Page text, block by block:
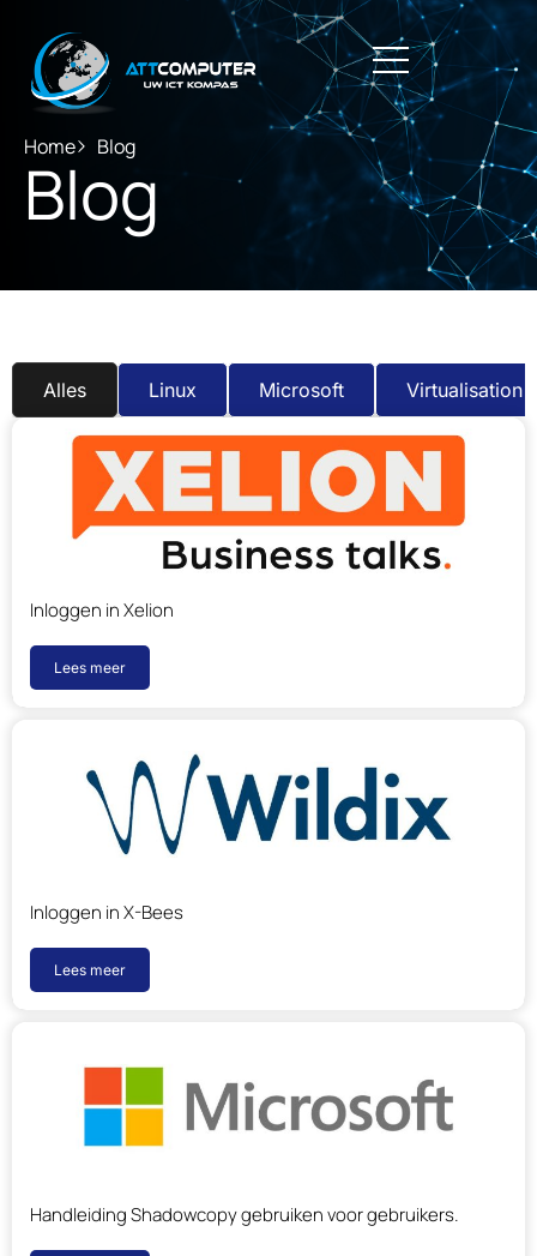
Home Blog
Blog
Alles Linux Microsoft Virtualisation
Inloggen in Xelion
Lees meer
Inloggen in X-Bees
Lees meer
Handleiding Shadowcopy gebruiken voor gebruikers.